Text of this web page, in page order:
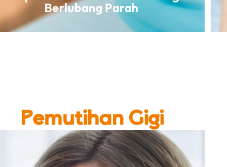
Berlubang Parah
Pemutihan Gigi